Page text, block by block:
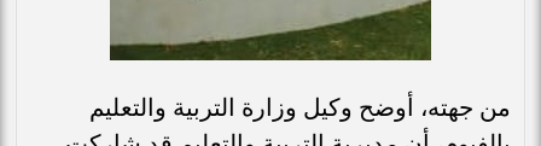
من جهته، أوضح وكيل وزارة التربية والتعليم